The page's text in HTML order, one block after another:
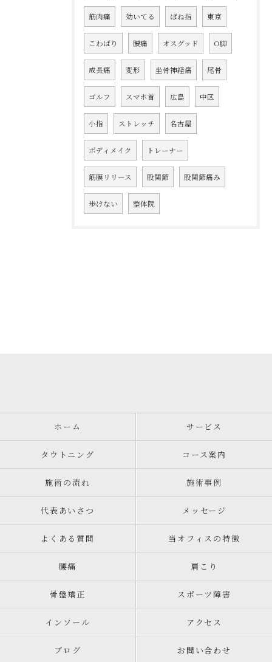
筋肉痛 効いてる ばね指 東京
こわばり 腰痛 オスグッド O脚
成長痛 変形 坐骨神経痛 尾骨
ゴルフ スマホ首 広島 中区
小指 ストレッチ 名古屋
ボディメイク トレーナー
筋膜リリース 股関節 股関節痛み
歩けない 整体院
ホーム サービス
タウトニング コース案内
施術の流れ 施術事例
代表あいさつ メッセージ
よくある質問 当オフィスの特徴
腰痛 肩こり
骨盤矯正 スポーツ障害
インソール アクセス
ブログ お問い合わせ